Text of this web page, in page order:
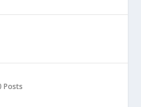
Posts